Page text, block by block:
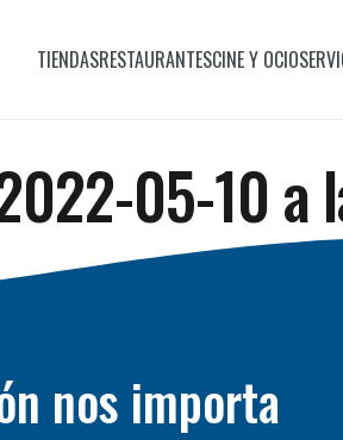
TIENDASRESTAURANTESCINE Y OCIO
05-10 a
nos importa